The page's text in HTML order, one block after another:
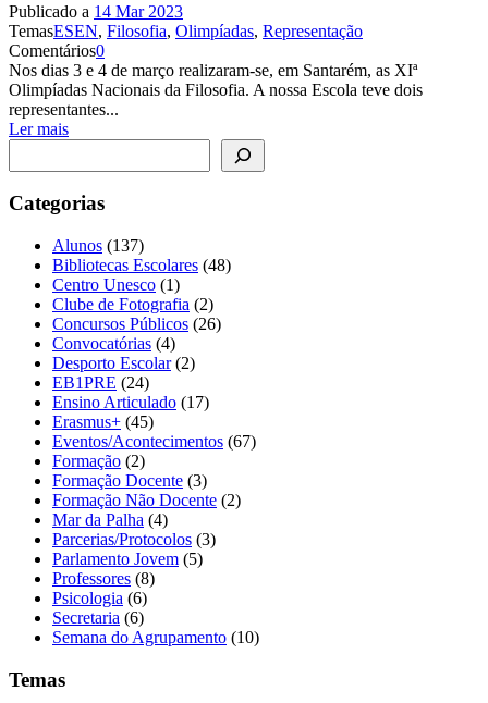
Publicado a 14 Mar 2023
TemasESEN, Filosofia, Olimpíadas, Representação
Comentários0
Nos dias 3 e 4 de março realizaram-se, em Santarém, as XIª
Olimpíadas Nacionais da Filosofia. A nossa Escola teve dois
representantes...
Ler mais
Categorias
Alunos (137)
Bibliotecas Escolares (48)
Centro Unesco (1)
Clube de Fotografia (2)
Concursos Públicos (26)
Convocatórias (4)
Desporto Escolar(2)
EB1PRE (24)
Ensino Articulado (17)
Erasmus+ (45)
Eventos/Acontecimentos (67)
Formação (2)
Formação Docente (3)
Formação Não Docente (2)
Mar da Palha (4)
Parcerias/Protocolos (3)
Parlamento Jovem (5)
Professores (8)
Psicologia (6)
Secretaria (6)
Semana do Agrupamento (10)
Temas